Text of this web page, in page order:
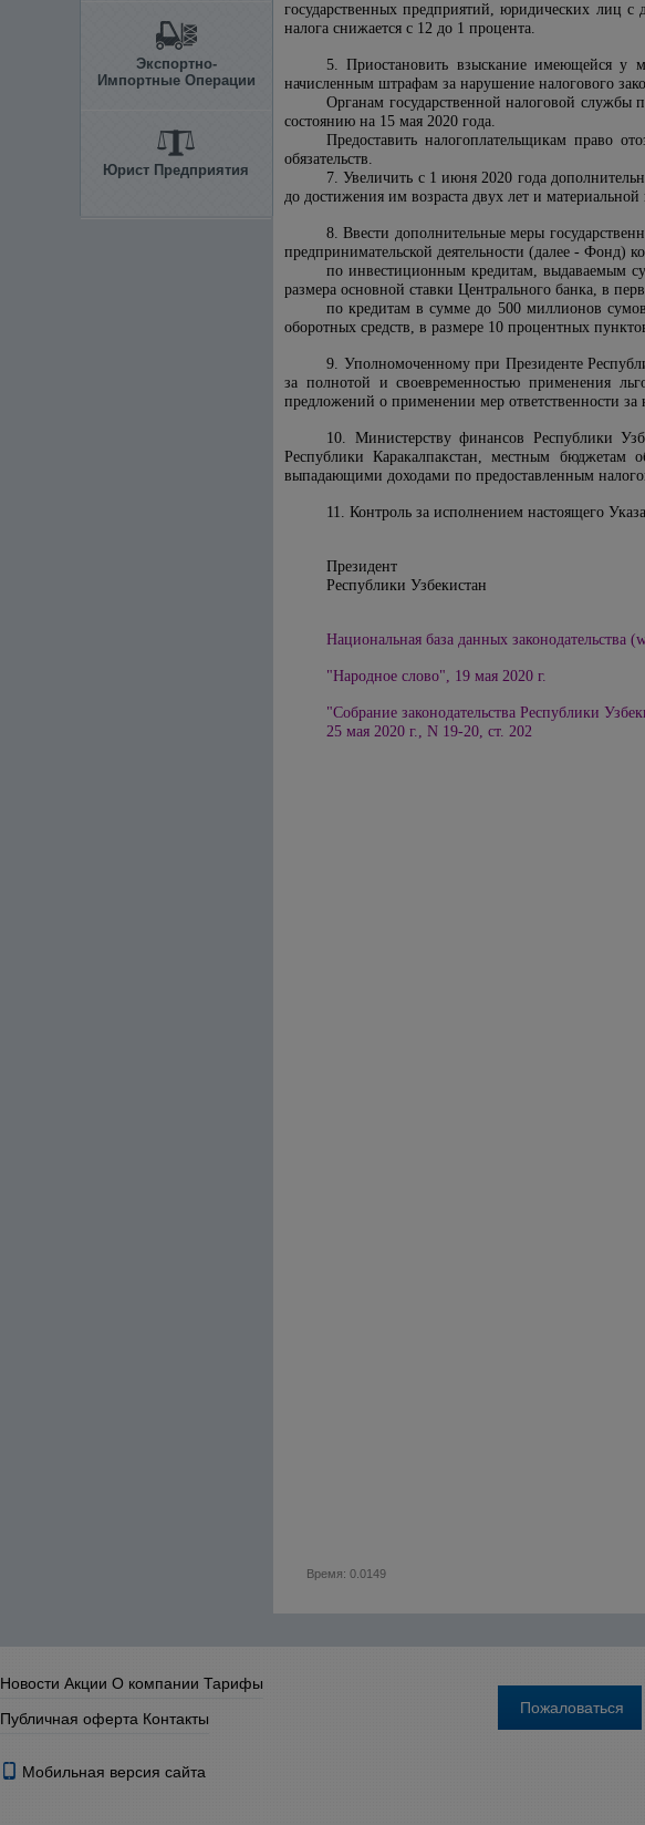
Экспортно-
Импортные Операции
Юрист Предприятия
государственных предприятий, юридических лиц с
налога снижается с 12 до 1 процента.
5. Приостановить взыскание имеющейся у
начисленным штрафам за нарушение налогового
Органам государственной налоговой службы
состоянию на 15 мая 2020 года.
Предоставить налогоплательщикам право
обязательств.
7. Увеличить с 1 июня 2020 года
до достижения им возраста двух лет и
8. Ввести дополнительные меры
предпринимательской деятельности (далее - Фонд)
по инвестиционным кредитам, выдаваемым
размера основной ставки Центрального банка, в
по кредитам в сумме до 500 миллионов
оборотных средств, в размере 10 процентных
9. Уполномоченному при Президенте
за полнотой и своевременностью применения
предложений о применении мер ответственности за
10. Министерству финансов Республики
Республики Каракалпакстан, местным
выпадающими доходами по предоставленным
11. Контроль за исполнением настоящего
Президент
Республики
Национальная база данных законодательства
"Народное слово", 19 мая 2020 г.
"Собрание законодательства Республики
25 мая 2020 г., N 19-20, ст. 202
Время: 0.0149
Новости Акции О компании Тарифы
Публичная оферта Контакты
Мобильная версия сайта